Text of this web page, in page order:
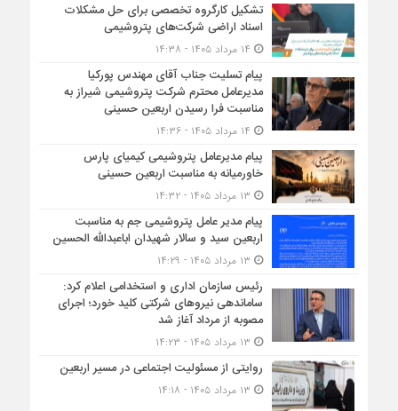
تشکیل کارگروه تخصصی برای حل مشکلات
اسناد اراضی شرکت‌های پتروشیمی
پیام تسلیت جناب آقای مهندس پوركیا
مدیرعامل محترم شركت پتروشیمی شیراز به
مناسبت فرا رسیدن اربعین حسینی
پیام مدیرعامل پتروشیمی کیمیای پارس
خاورمیانه به مناسبت اربعین حسینی
پیام مدیر عامل پتروشیمی جم به مناسبت
اربعین سید و سالار شهیدان اباعبدالله الحسین
رئیس سازمان اداری و استخدامی اعلام کرد:
ساماندهی نیروهای شرکتی کلید خورد؛ اجرای
مصوبه از مرداد آغاز شد
روایتی از مسئولیت اجتماعی در مسیر اربعین